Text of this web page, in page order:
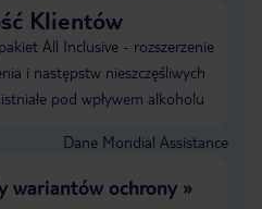
Klientów
All Inclusive - rozszerzenie
i następstw nieszczęśliwych
pod wpływem alkoholu
Dane Mondial Assistance
wariantów ochrony»